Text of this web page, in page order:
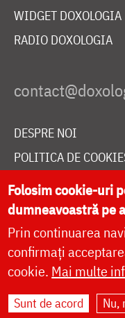
WIDGET DOXOLOGIA
RADIO DOXOLOGIA
DESPRE NOI
POLITICA DE
DONEAZĂ ONLINE
LIVE
Site
Folosim cookie-uri
dumneavoastră pe
Prin continuarea
confirmați
cookie. Mai multe
Sunt de acord Nu,